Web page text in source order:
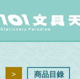
> 商品目錄